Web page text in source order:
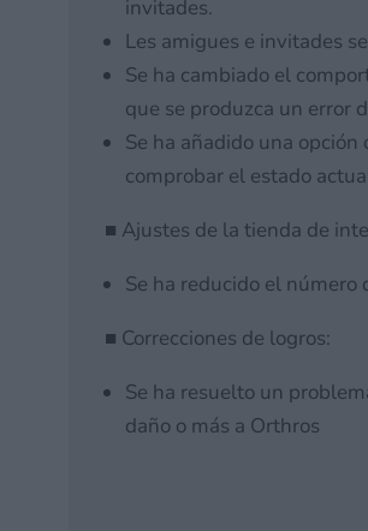
invitades.
Les amigues e invitades
Se ha cambiado el
que se produzca un error
Se ha añadido una
comprobar el estado
■ Ajustes de la tienda de
Se ha reducido el número
■ Correcciones de logros:
Se ha resuelto un
daño o más a Orthros